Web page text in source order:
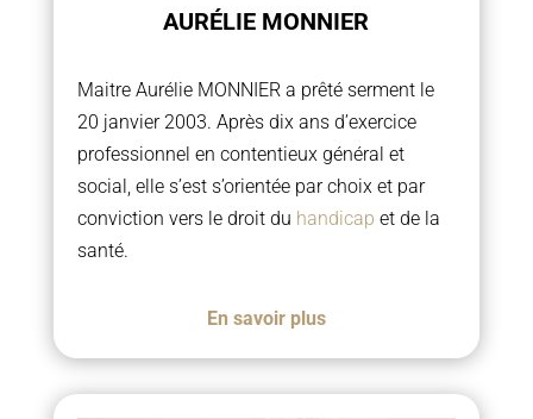
AURÉLIE MONNIER
Maitre Aurélie MONNIER a prêté serment le
20 janvier 2003. Après dix ans d’exercice
professionnel en contentieux général et
social, elle s’est s’orientée par choix et par
conviction vers le droit du handicap et de la
santé.
En savoir plus